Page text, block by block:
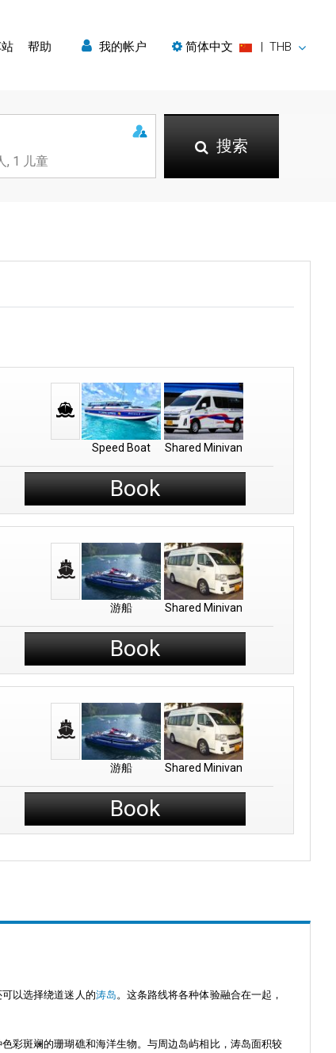
帮助 我的帐户 简体中文 | THB
搜索
Speed Boat Shared Minivan
Book
游船 Shared Minivan
Book
游船 Shared Minivan
Book
可以选择绕道迷人的涛岛 。这条路线将各种体验融合在一起，
彩斑斓的珊瑚礁和海洋生物。与周边岛屿相比，涛岛面积较